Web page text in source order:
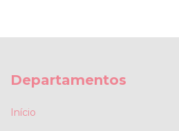
Departamentos
Início